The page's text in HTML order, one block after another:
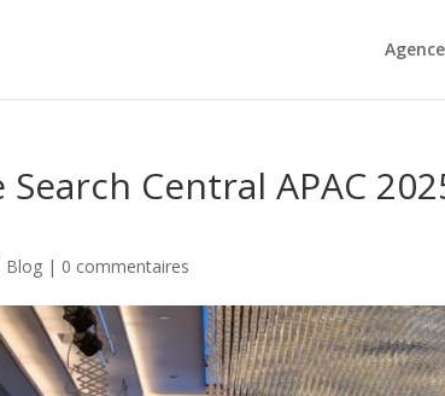
Search Central APAC
Blog | 0 commentaires